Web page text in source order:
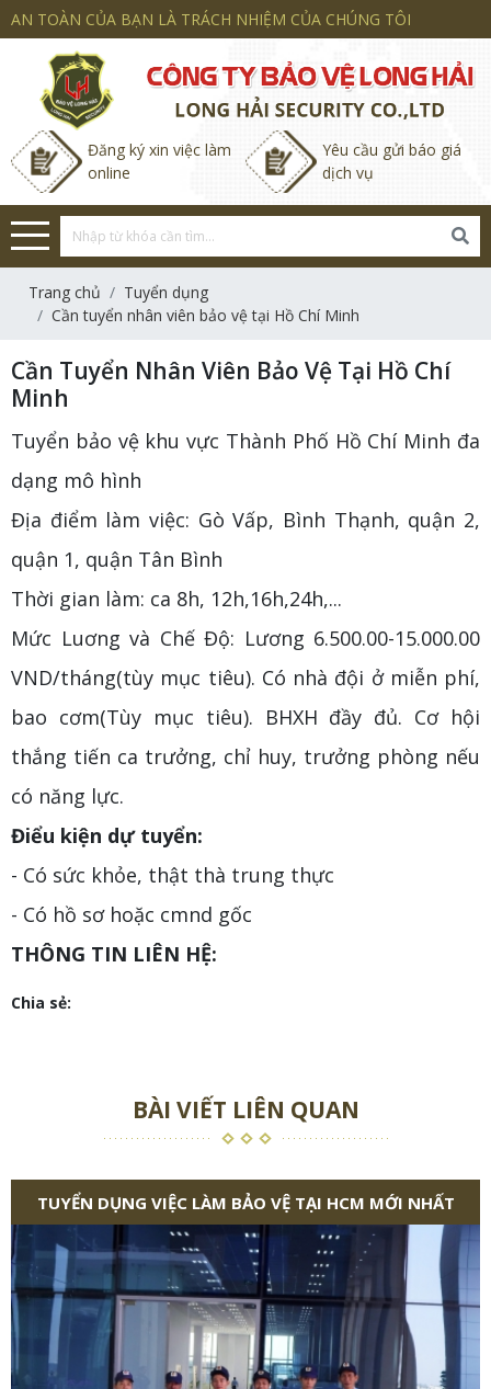
AN TOÀN CỦA BẠN LÀ TRÁCH NHIỆM CỦA CHÚNG TÔI
Đăng ký xin việc làm
online
Yêu cầu gửi báo giá
dịch vụ
Trang chủ
Tuyển dụng
Cần tuyển nhân viên bảo vệ tại Hồ Chí Minh
Cần Tuyển Nhân Viên Bảo Vệ Tại Hồ Chí
Minh
Tuyển bảo vệ khu vực Thành Phố Hồ Chí Minh đa
dạng mô hình
Địa điểm làm việc: Gò Vấp, Bình Thạnh, quận 2,
quận 1, quận Tân Bình
Thời gian làm: ca 8h, 12h,16h,24h,...
Mức Luơng và Chế Độ: Lương 6.500.00-15.000.00
VND/tháng(tùy mục tiêu). Có nhà đội ở miễn phí,
bao cơm(Tùy mục tiêu). BHXH đầy đủ. Cơ hội
thắng tiến ca trưởng, chỉ huy, trưởng phòng nếu
có năng lực.
Điểu kiện dự tuyển:
- Có sức khỏe, thật thà trung thực
- Có hồ sơ hoặc cmnd gốc
THÔNG TIN LIÊN HỆ:
Chia sẻ:
BÀI VIẾT LIÊN QUAN
TUYỂN DỤNG VIỆC LÀM BẢO VỆ TẠI HCM MỚI NHẤT